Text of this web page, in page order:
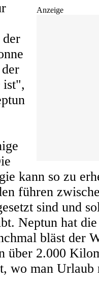
Anzeige
der
ist",
kann so zu
führen
sind und
Neptun hat
bläst der
über 2.000
wo man Urlaub